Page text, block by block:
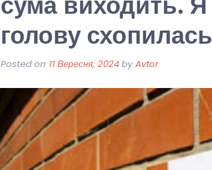
голову
Posted on 11 Вересня, 2024byAvtor